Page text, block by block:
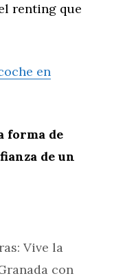
renting que
en
forma de
de un
Vive la
con